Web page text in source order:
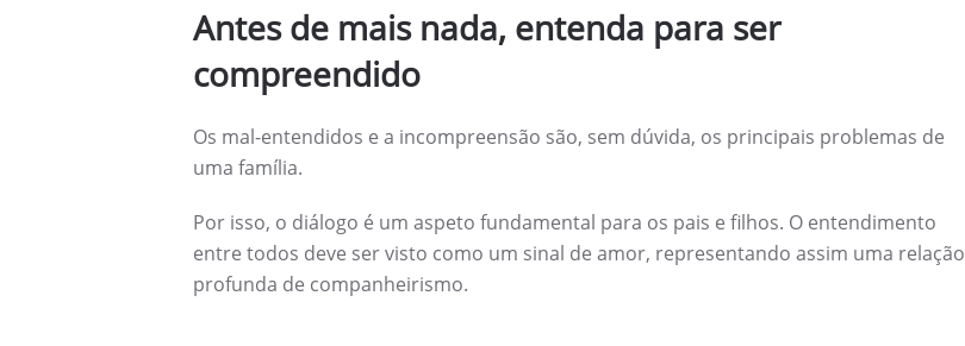
Antes de mais nada, entenda para ser
compreendido
Os mal-entendidos e a incompreensão são, sem dúvida, os principais problemas de
uma família.
Por isso, o diálogo é um aspeto fundamental para os pais e filhos. O entendimento
entre todos deve ser visto como um sinal de amor, representando assim uma relação
profunda de companheirismo.